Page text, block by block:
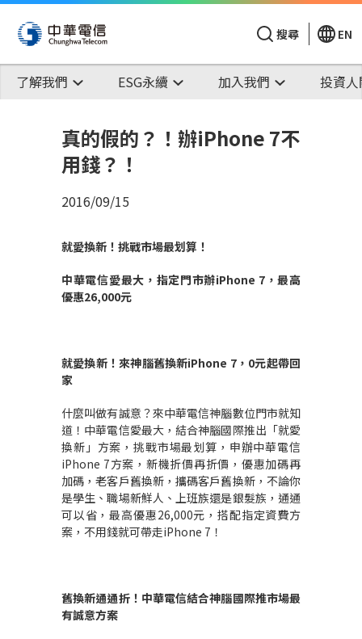
搜尋 EN
了解我們 ESG永續 加入我們 投資
真的假的？！辦iPhone 7不
用錢？！
2016/09/15
就愛換新！挑戰市場最划算！
中華電信愛最大，指定門市辦iPhone 7，最高
優惠26,000元
就愛換新！來神腦舊換新iPhone 7， 0元起帶回
家
什麼叫做有誠意？來中華電信神腦數位門市就知
道！中華電信愛最大，結合神腦國際推出「就愛
換新」方案，挑戰市場最划算，申辦中華電信
iPhone 7方案，新機折價再折價，優惠加碼再
加碼，老客戶舊換新，攜碼客戶舊換新，不論你
是學生、職場新鮮人、上班族還是銀髮族，通通
可以省，最高優惠26,000元，搭配指定資費方
案，不用錢就可帶走iPhone 7！
舊換新通通折！中華電信結合神腦國際推市場最
有誠意方案